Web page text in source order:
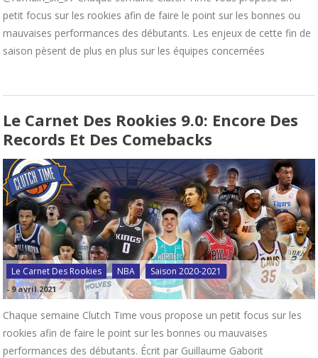
petit focus sur les rookies afin de faire le point sur les bonnes ou
mauvaises performances des débutants. Les enjeux de cette fin de
saison pèsent de plus en plus sur les équipes concernées
Le Carnet Des Rookies 9.0: Encore Des
Records Et Des Comebacks
Le Carnet Des Rookies NBA Saison 2020-2021
- 9 avril 2021
Chaque semaine Clutch Time vous propose un petit focus sur les
rookies afin de faire le point sur les bonnes ou mauvaises
performances des débutants. Écrit par Guillaume Gaborit